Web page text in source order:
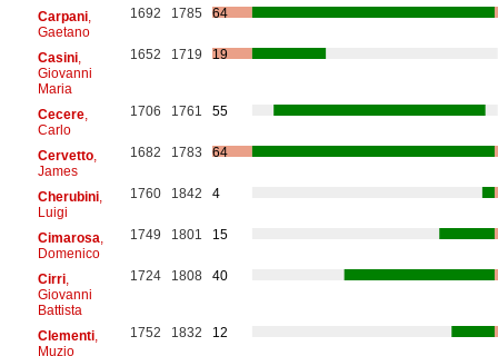
Carpani,
Gaetano
1692 1785 64
Casini,
Giovanni
Maria
1652 1719 19
Cecere,
Carlo
1706 1761 55
Cervetto,
James
1682 1783 64
Cherubini,
Luigi
1760 1842 4
Cimarosa
Domenico
1749 1801 15
Cirri,
Giovanni
Battista
1724 1808 40
Clementi,
Muzio
1752 1832 12